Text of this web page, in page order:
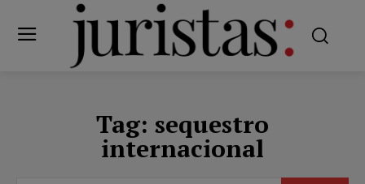
Tag: sequestro
internacional